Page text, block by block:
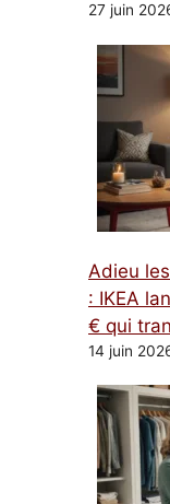
27 juin
Adieu
: IKEA
€ qui
14 juin